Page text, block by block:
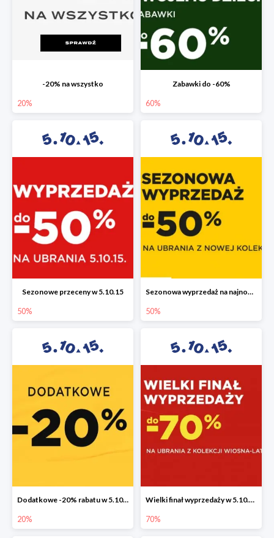
-20% na wszystko
20%
Zabawki do -60%
60%
Sezonowe przeceny w 5.10.15
50%
Sezonowa wyprzedaż na najnowszą kolekcję do -50%
50%
Dodatkowe -20% rabatu w 5.10.15
20%
Wielki finał wyprzedaży w 5.10.15 do -70%
70%